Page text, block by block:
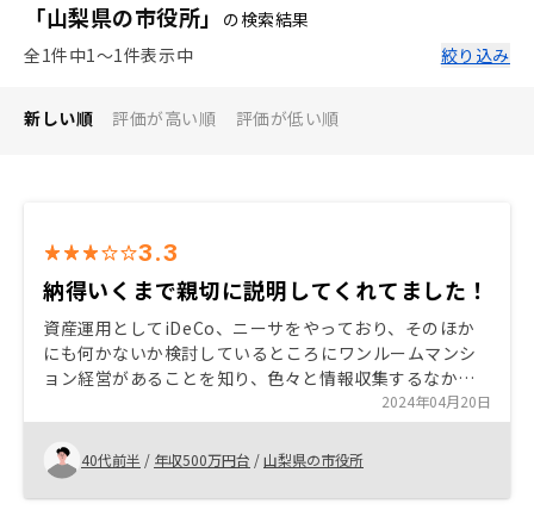
「山梨県の市役所」
の検索結果
全1件中1〜1件表示中
絞り込み
新しい順 評価が高い順 評価が低い順
3.3
納得いくまで親切に説明してくれてました！
資産運用としてiDeCo、ニーサをやっており、そのほか
にも何かないか検討しているところにワンルームマンシ
ョン経営があることを知り、色々と情報収集するなか、
川﨑フロンターレのファンだったのでリノシーさんに話
を聞いてみました。 話を聞くと、YouTubeなどでワンル
ームマンション通しは絶対にやめた方がいいというリス
クの部分をクリアしていたのと、毎月の支出面的にも何
とかなる範囲だったので契約することにしました？
2024年04月20日
40代前半 / 年収500万円台 /山梨県の市役所